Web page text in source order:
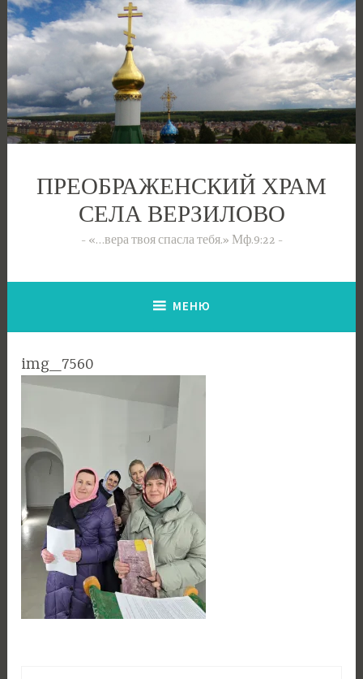
Перейти
к
содержимому
ПРЕОБРАЖЕНСКИЙ ХРАМ
СЕЛА ВЕРЗИЛОВО
«…вера твоя спасла тебя.» Мф.9:22
МЕНЮ
img_7560